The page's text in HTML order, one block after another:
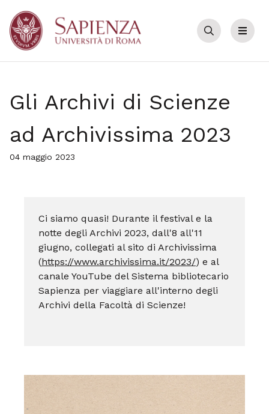
Cerca Menu
Gli Archivi di Scienze
ad Archivissima 2023
04 maggio 2023
Ci siamo quasi! Durante il festival e la
notte degli Archivi 2023, dall'8 all'11
giugno, collegati al sito di Archivissima
(https://www.archivissima.it/2023/) e al
canale YouTube del Sistema bibliotecario
Sapienza per viaggiare all'interno degli
Archivi della Facoltà di Scienze!